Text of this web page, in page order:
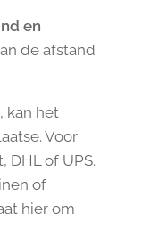
en
de afstand
kan het
Voor
DHL of UPS.
of
hier om